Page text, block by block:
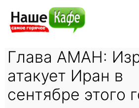
Глава АМАН:
атакует Иран в
сентябре этого